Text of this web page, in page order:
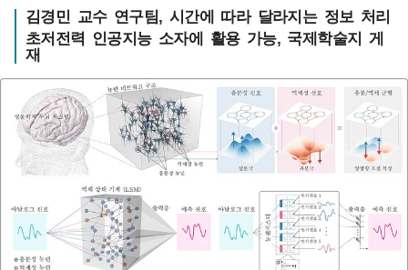
김경민 교수 연구팀, 시간에 따라 달라지는 정보 처리
초저전력 인공지능 소자에 활용 가능, 국제학술지 게
재